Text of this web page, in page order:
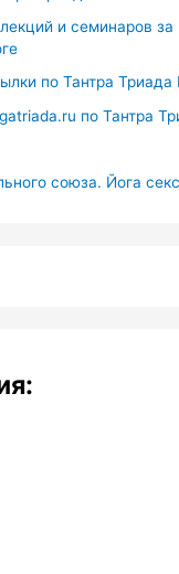
и семинаров
по Тантра Триада
по Тантра
союза. Йога